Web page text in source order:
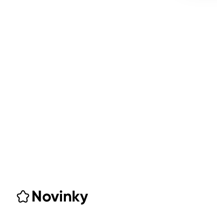
Novinky